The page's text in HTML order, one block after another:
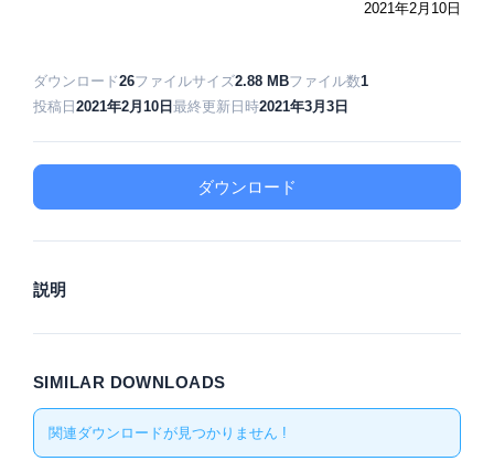
2021年2月10日
ダウンロード26ファイルサイズ2.88 MBファイル数1
投稿日 2021年2月10日 最終更新日時2021年3月3日
ダウンロード
説明
SIMILAR DOWNLOADS
関連ダウンロードが見つかりません !